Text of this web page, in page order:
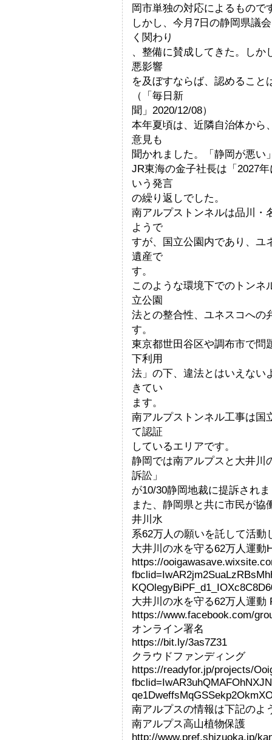
岡市単独の対応によるもので
しかし、今月7日の静岡県議
く関わり
、整備に賛成してきた。しか
悪影響
を及ぼすならば、認めること
（「毎日新
聞」2020/12/08）
本年夏頃は、近隣自治体から
意見も
聞かれました。「静岡が悪い
JR東海の金子社長は「2027
いう発言
の繰り返しでした。
南アルプストンネルは品川・
ようで
すが、国立公園内であり、ユ
遺産で
す。
このような環境下でのトンネ
立公園
法との整合性、ユネスコへの
す。
東京都世田谷区や調布市で問
下利用
法」の下、違法とはいえない
きてい
ます。
南アルプストンネル工事は国
て認証
しているエリアです。
静岡では南アルプスと大井川
訴訟」
が10/30静岡地裁に提訴され
また、静岡県と共に市民が
井川水
系62万人の願いを託して活動
大井川の水を守る62万人運動
https://
大井川の水を守る62万人運動
https://www.facebook.com/
オンライン署名
https://bit.ly/3as7Z31
クラウドファンディング
https://readyfor.jp/projects/
南アルプスの情報は下記のよ
南アルプス高山植物保護
http://www.pref.shizuoka.jp/